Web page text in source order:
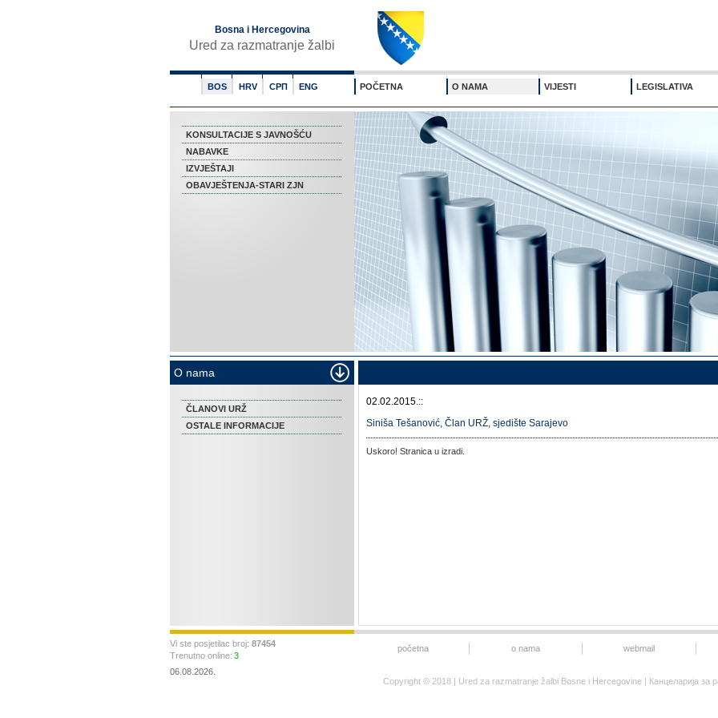
Bosna i Hercegovina
Ured za razmatranje žalbi
BOS HRV СРП ENG POČETNA O NAMA VIJESTI LEGISLATIVA
KONSULTACIJE S JAVNOŠĆU
NABAVKE
IZVJEŠTAJI
OBAVJEŠTENJA-STARI ZJN
O nama
ČLANOVI URŽ
OSTALE INFORMACIJE
02.02.2015.::
Siniša Tešanović, Član URŽ, sjedište Sarajevo
Uskoro! Stranica u izradi.
Vi ste posjetilac broj: 87454
Trenutno online: 3
06.08.2026.
početna o nama webmail
Copyright © 2018 | Ured za razmatranje žalbi Bosne i Hercegovine | Канцеларија за